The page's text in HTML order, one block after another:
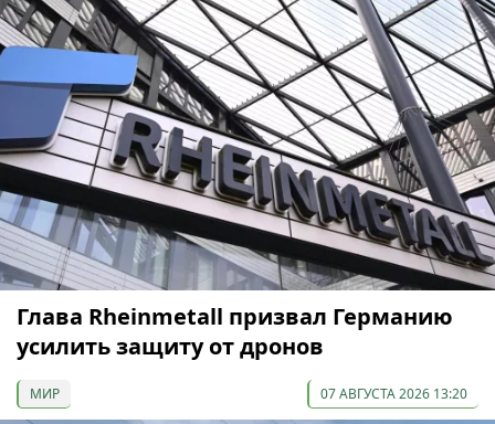
Глава Rheinmetall призвал Германию
усилить защиту от дронов
МИР 07 АВГУСТА 2026 13:20